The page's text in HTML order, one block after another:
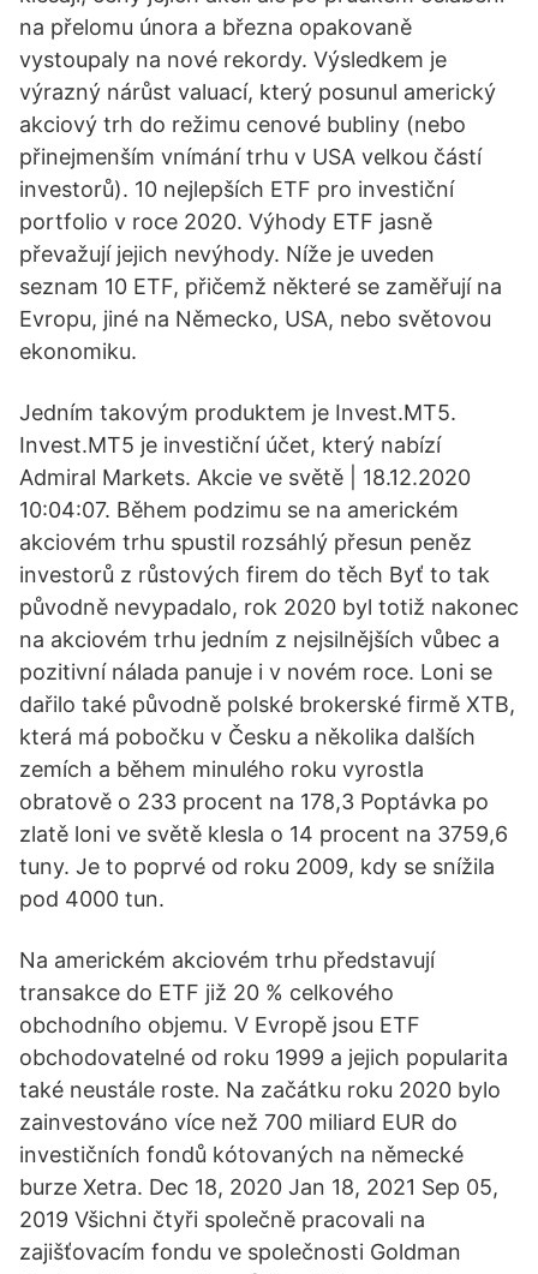
na přelomu února a března opakovaně
vystoupaly na nové rekordy. Výsledkem je
výrazný nárůst valuací, který posunul americký
akciový trh do režimu cenové bubliny (nebo
přinejmenším vnímání trhu v USA velkou částí
investorů). 10 nejlepších ETF pro investiční
portfolio v roce 2020. Výhody ETF jasně
převažují jejich nevýhody. Níže je uveden
seznam 10 ETF, přičemž některé se zaměřují na
Evropu, jiné na Německo, USA, nebo světovou
ekonomiku.
Jedním takovým produktem je Invest.MT5.
Invest.MT5 je investiční účet, který nabízí
Admiral Markets. Akcie ve světě | 18.12.2020
10:04:07. Během podzimu se na americkém
akciovém trhu spustil rozsáhlý přesun peněz
investorů z růstových firem do těch Byť to tak
původně nevypadalo, rok 2020 byl totiž nakonec
na akciovém trhu jedním z nejsilnějších vůbec a
pozitivní nálada panuje i v novém roce. Loni se
dařilo také původně polské brokerské firmě XTB,
která má pobočku v Česku a několika dalších
zemích a během minulého roku vyrostla
obratově o 233 procent na 178,3 Poptávka po
zlatě loni ve světě klesla o 14 procent na 3759,6
tuny. Je to poprvé od roku 2009, kdy se snížila
pod 4000 tun.
Na americkém akciovém trhu představují
transakce do ETF již 20 % celkového
obchodního objemu. V Evropě jsou ETF
obchodovatelné od roku 1999 a jejich popularita
také neustále roste. Na začátku roku 2020 bylo
zainvestováno více než 700 miliard EUR do
investičních fondů kótovaných na německé
burze Xetra. Dec 18, 2020 Jan 18, 2021 Sep 05,
2019 Všichni čtyři společně pracovali na
zajišťovacím fondu ve společnosti Goldman